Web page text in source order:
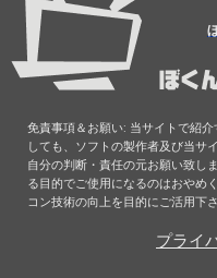
免責事項＆お願い: 当サイトで紹
しても、ソフトの製作者及び当サ
自分の判断・責任の元お願い致し
る目的でご使用になるのはおやめ
コン技術の向上を目的にご活用下さ
プライ